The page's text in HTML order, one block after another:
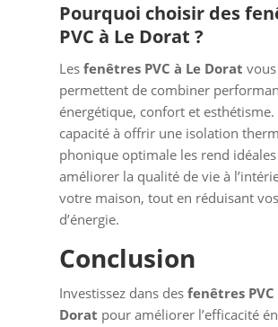
Pourquoi choisir des
PVC à Le Dorat ?
Lesfenêtres PVC à Le Dorat vous
permettent de combiner
énergétique, confort et esthétisme.
capacité à offrir une isolation
phonique optimale les rend
améliorer la qualité de vie à
votre maison, tout en réduisant
d’énergie.
Conclusion
Investissez dans desfenêtres PVC
Dorat pour améliorer l’efficacité